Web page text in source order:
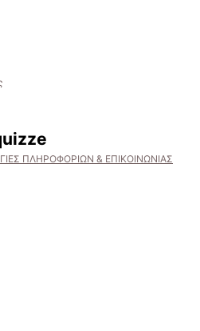
στο
του
Σχολικού
Εκφοβισμού
ΠΛΗΡΟΦΟΡΙΩΝ & ΕΠΙΚΟΙΝΩΝΙΑΣ